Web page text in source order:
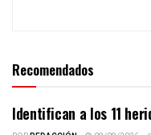
Recomendados
Identifican a los 11